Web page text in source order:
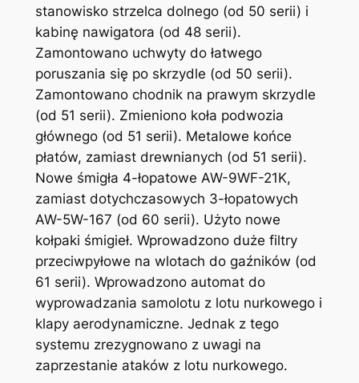
stanowisko strzelca dolnego (od 50 serii) i
kabinę nawigatora (od 48 serii).
Zamontowano uchwyty do łatwego
poruszania się po skrzydle (od 50 serii).
Zamontowano chodnik na prawym skrzydle
(od 51 serii). Zmieniono koła podwozia
głównego (od 51 serii). Metalowe końce
płatów, zamiast drewnianych (od 51 serii).
Nowe śmigła 4-łopatowe AW-9WF-21K,
zamiast dotychczasowych 3-łopatowych
AW-5W-167 (od 60 serii). Użyto nowe
kołpaki śmigieł. Wprowadzono duże filtry
przeciwpyłowe na wlotach do gaźników (od
61 serii). Wprowadzono automat do
wyprowadzania samolotu z lotu nurkowego i
klapy aerodynamiczne. Jednak z tego
systemu zrezygnowano z uwagi na
zaprzestanie ataków z lotu nurkowego.